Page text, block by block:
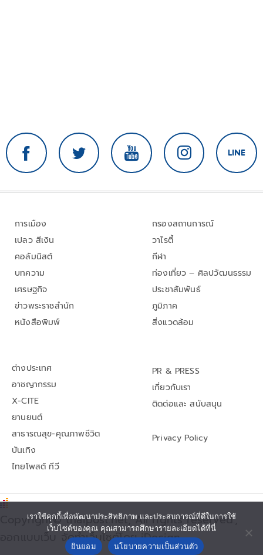
การเมือง
เปลว สีเงิน
คอลัมนิสต์
บทความ
เศรษฐกิจ
ข่าวพระราชสำนัก
หนังสือพิมพ์
กรองสถานการณ์
วาไรตี้
กีฬา
ท่องเที่ยว – ศิลปวัฒนธรรม
ประชาสัมพันธ์
ภูมิภาค
สิ่งแวดล้อม
ต่างประเทศ
อาชญากรรม
X-CITE
ยานยนต์
สาธารณสุข-คุณภาพชีวิต
บันเทิง
ไทยโพสต์ ทีวี
PR & PRESS
เกี่ยวกับเรา
ติดต่อและ สนับสนุน
Privacy Policy
Copyright© thaipost.net, All rights reserved.,
ออกแบบเว็บ จัดทำเว็บไซต์โดย iDesign
เราใช้คุกกี้เพื่อพัฒนาประสิทธิภาพ และประสบการณ์ที่ดีในการใช้
เว็บไซต์ของคุณ คุณสามารถศึกษารายละเอียดได้ที่นี่
ยินยอม
นโยบายความเป็นส่วนตัว